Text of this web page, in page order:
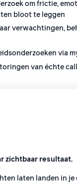
om frictie,
bloot te leggen
verwachtingen,
via
van échte
zichtbaar resultaat.
laten landen in je